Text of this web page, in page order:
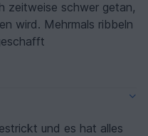
zeitweise schwer getan,
wird. Mehrmals ribbeln
und es hat alles